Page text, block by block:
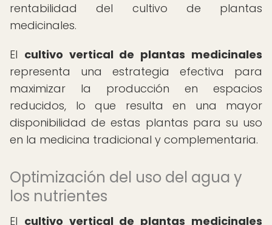
rentabilidad del cultivo de plantas
medicinales.
El cultivo vertical de plantas medicinales
representa una estrategia efectiva para
maximizar la producción en espacios
reducidos, lo que resulta en una mayor
disponibilidad de estas plantas para su uso
en la medicina tradicional y complementaria.
Optimización del uso del agua y
los nutrientes
El cultivo vertical de plantas medicinales